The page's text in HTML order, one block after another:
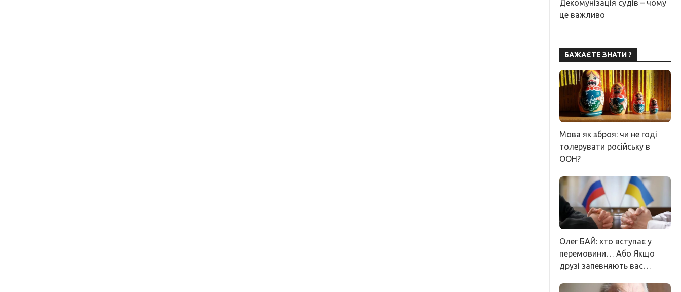
Декомунізація судів – чому
це важливо
БАЖАЄТЕ ЗНАТИ ?
Мова як зброя: чи не годі
толерувати російську в
ООН?
Олег БАЙ: хто вступає у
перемовини… Або Якщо
друзі запевняють вас…